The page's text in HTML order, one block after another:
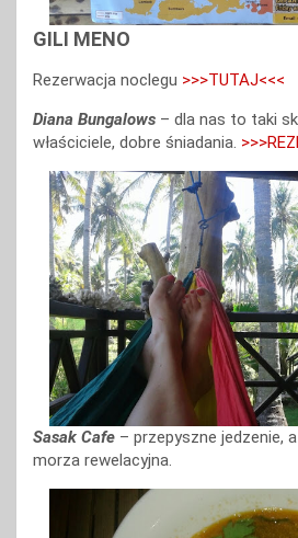
GILI MENO
Rezerwacja noclegu >>>TUTAJ<<<
Diana Bungalows – dla nas to taki
właściciele, dobre śniadania.
Sasak Cafe – przepyszne jedzenie,
morza rewelacyjna.